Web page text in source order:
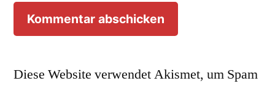
Diese Website verwendet Akismet, um Spam